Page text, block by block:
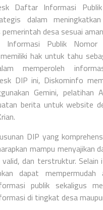
Daftar Informasi
dalam
desa sesuai
Informasi Publik
hak untuk tahu
memperoleh
DIP ini, Diskominfo
Gemini, pelatihan
berita untuk website
DIP yang
mampu menyajikan
dan terstruktur. Selain
dapat mempermudah
publik sekaligus
di tingkat desa